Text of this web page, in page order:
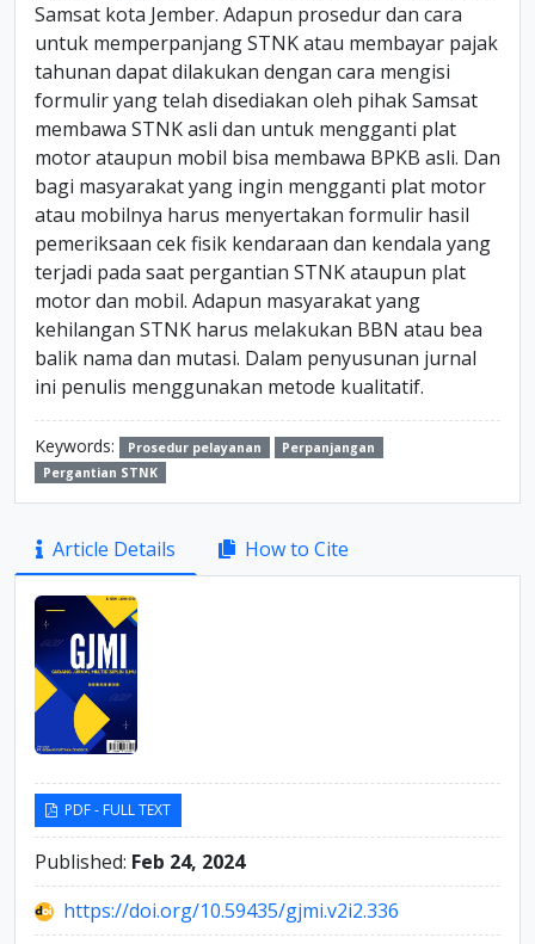
Samsat kota Jember. Adapun prosedur dan cara
untuk memperpanjang STNK atau membayar pajak
tahunan dapat dilakukan dengan cara mengisi
formulir yang telah disediakan oleh pihak Samsat
membawa STNK asli dan untuk mengganti plat
motor ataupun mobil bisa membawa BPKB asli. Dan
bagi masyarakat yang ingin mengganti plat motor
atau mobilnya harus menyertakan formulir hasil
pemeriksaan cek fisik kendaraan dan kendala yang
terjadi pada saat pergantian STNK ataupun plat
motor dan mobil. Adapun masyarakat yang
kehilangan STNK harus melakukan BBN atau bea
balik nama dan mutasi. Dalam penyusunan jurnal
ini penulis menggunakan metode kualitatif.
Keywords: Prosedur pelayanan
Perpanjangan
Pergantian STNK
Article
Sidebar
Article Details How to Cite
PDF - FULL TEXT
Published: Feb 24, 2024
https://doi.org/10.59435/gjmi.v2i2.336